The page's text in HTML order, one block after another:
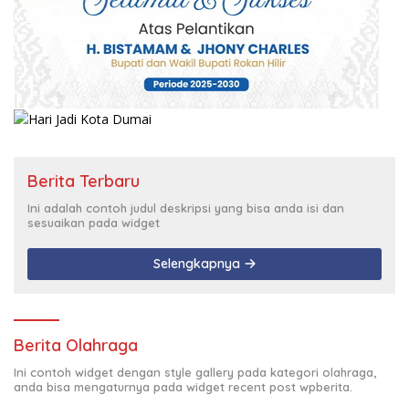
Berita Terbaru
Ini adalah contoh judul deskripsi yang bisa anda isi dan
sesuaikan pada widget
Selengkapnya
Berita Olahraga
Ini contoh widget dengan style gallery pada kategori olahraga,
anda bisa mengaturnya pada widget recent post wpberita.